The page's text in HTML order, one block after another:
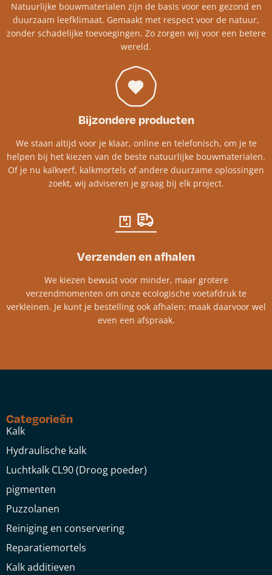
Natuurlijke bouwmaterialen zijn de basis voor een gezond en
duurzaam leefklimaat. Gemaakt met respect voor de natuur,
zonder schadelijke toevoegingen. Zo zorgen wij voor een betere
wereld.
Bijzondere producten
We staan altijd voor je klaar, online en telefonisch, om je te
helpen bij het kiezen van de beste natuurlijke bouwmaterialen.
Of je nu kalkverf, kalkmortels of andere duurzame oplossingen
zoekt, wij adviseren je graag bij elk project.​
Verzenden en afhalen
We kiezen bewust voor minder, maar grotere
verzendmomenten om onze ecologische voetafdruk te
verkleinen. Je kunt je bestelling ook afhalen; maak daarvoor wel
even een afspraak.
Categorieën
Kalk
Hydraulische kalk
Luchtkalk CL90 (Droog poeder)
pigmenten
Puzzolanen
Reiniging en conservering
Reparatiemortels
Kalk additieven